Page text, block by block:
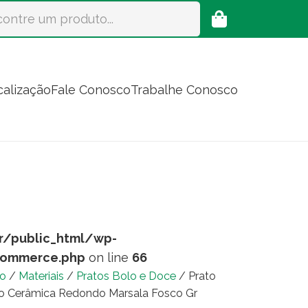
Fale ConoscoTrabalhe Conosco
public_html/wp-
on line 66
/ Materiais / Pratos Bolo e Doce/ Prato
Cerâmica Redondo Marsala Fosco Gr